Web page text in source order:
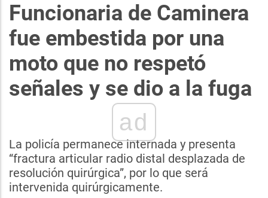
Funcionaria de Caminera
fue embestida por una
moto que no respetó
señales y se dio a la fuga
ad
La policía permanece internada y presenta
“fractura articular radio distal desplazada de
resolución quirúrgica”, por lo que será
intervenida quirúrgicamente.